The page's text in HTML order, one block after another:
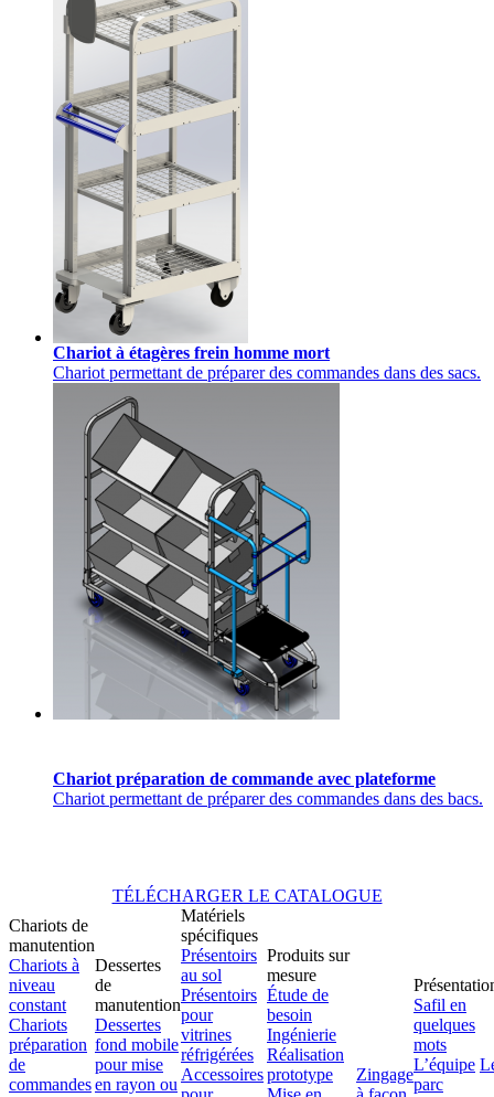
Chariot à étagères frein homme mort
Chariot permettant de préparer des commandes dans des sacs.
Chariot préparation de commande avec plateforme
Chariot permettant de préparer des commandes dans des bacs.
TÉLÉCHARGER LE CATALOGUE
Chariots de
manutention
Chariots à
niveau
constant
Chariots
préparation
de
commandes
Dessertes
de
manutention
Dessertes
fond mobile
pour mise
en rayon ou
Matériels
spécifiques
Présentoirs
au sol
Présentoirs
pour
vitrines
réfrigérées
Accessoires
Produits sur
mesure
Étude de
besoin
Ingénierie
Réalisation
prototype
Zingage
Safil en
quelques
mots
L’équipe
parc